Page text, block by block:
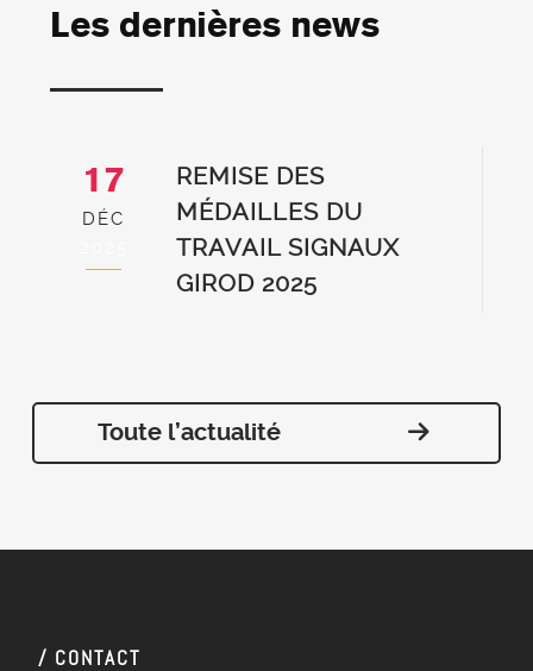
Les dernières news
17
DÉC
REMISE DES
MÉDAILLES DU
TRAVAIL SIGNAUX
GIROD 2025
Toute l’actualité
/ CONTACT